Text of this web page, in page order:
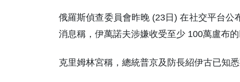
俄羅斯偵查委員會昨晚 (23日) 在社交平台
消息稱，伊萬諾夫涉嫌收受至少 100萬盧布
克里姆林宮稱，總統普京及防長紹伊古已知悉